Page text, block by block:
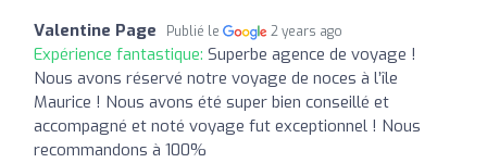
Valentine Page Publié le 2 years ago
Expérience fantastique: Superbe agence de voyage !
Nous avons réservé notre voyage de noces à l’île
Maurice ! Nous avons été super bien conseillé et
accompagné et noté voyage fut exceptionnel ! Nous
recommandons à 100%